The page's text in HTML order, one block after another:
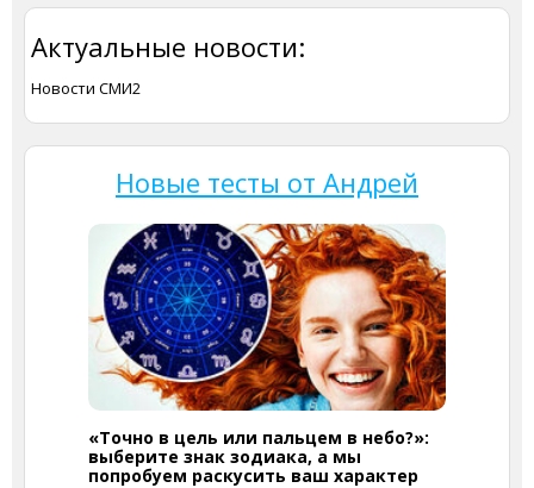
Актуальные новости:
Новости СМИ2
Новые тесты от Андрей
«Точно в цель или пальцем в небо?»:
выберите знак зодиака, а мы
попробуем раскусить ваш характер